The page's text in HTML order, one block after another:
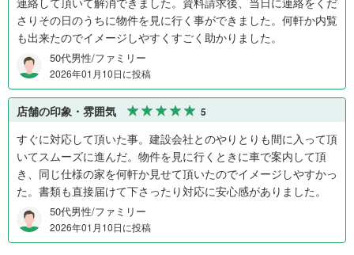
さりその日のうちに物件を見に行く事ができました。何軒か内覧
も出来たのでイメージしやすくすごく助かりました。
50代男性/ファミリー
2026年01月10日に投稿
店舗の印象・雰囲気 5
すぐに対応して頂いた事。建設会社とのやりとりも間に入って頂
いてスムーズに進んだ。物件を見に行くときに車で案内して頂
き、同じ仕様の家を何軒か見せて頂いたのでイメージしやすかっ
た。書類も直接届けて下さったり対応に安心感がありました。
50代男性/ファミリー
2026年01月10日に投稿